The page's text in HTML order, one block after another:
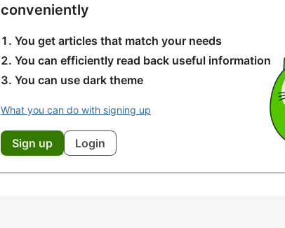
conveniently
You get articles that match your needs
You can efficiently read back useful information
You can use dark theme
What you can do with signing up
Sign up Login